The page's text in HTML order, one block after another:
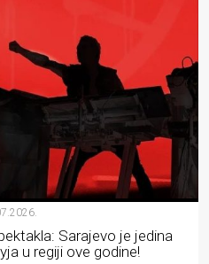
Sarajevo je jedina
u regiji ove godine!